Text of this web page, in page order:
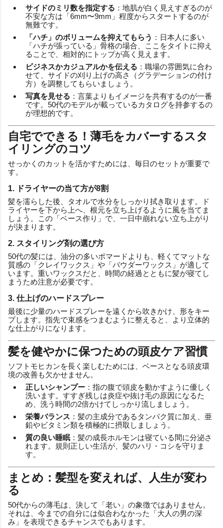
サイドのミリ数を指定する ：地肌が白く見えすぎるのが
不安な方は「6mm〜9mm」程度からスタートするのが
無難です。
「ハチ」のボリュームを抑えてもらう ：日本人に多い
「ハチが張っている」骨格の場合、ここをタイトに抑え
ることで、相対的にトップが高く見えます。
ビジネスかカジュアルかを伝える ：職場の雰囲気に合わ
せて、サイドの刈り上げの高さ（グラデーションの付け
方）を調整してもらいましょう。
写真を見せる ：言葉よりもイメージを共有するのが一番
です。50代のモデルが載っているカタログを持参するの
が理想的です。
自宅でできる！薄毛をカバーするスタ
イリングのコツ
せっかくのカットを活かすためには、毎日のセットが重要で
す。
1. ドライヤーの当て方が8割
髪を濡らした後、タオルで水分をしっかり拭き取ります。ド
ライヤーを下から上へ、根元を立ち上げるように風を当てま
しょう。この「ベース作り」で、一日中崩れない立ち上がり
が決まります。
2. スタイリング剤の選び方
50代の髪には、油分の多いポマードよりも、軽くてマットな
質感の「クレイワックス」や「パウダーワックス」が適して
います。重いワックスだと、時間の経過とともに髪が寝てし
まうため注意が必要です。
3. 仕上げのハードスプレー
最後に少量のハードスプレーを遠くから吹きかけ、形をキー
プします。指先で束感をつまむように整えると、より立体的
な仕上がりになります。
髪を健やかに保つための頭皮ケア習慣
ソフトモヒカンを長く楽しむためには、ベースとなる頭皮環
境の改善も欠かせません。
正しいシャンプー ：指の腹で頭皮を動かすように優しく
洗います。すすぎ残しは炎症や抜け毛の原因になるた
め、洗う時間の2倍かけてしっかり流しましょう。
栄養バランス ：髪の主成分であるタンパク質に加え、亜
鉛やビタミン類を積極的に摂取しましょう。
質の良い睡眠：髪の成長ホルモンは寝ている間に分泌さ
れます。規則正しい生活が、髪のハリ・コシを守りま
す。
まとめ：髪型を変えれば、人生が変わ
る
50代からの薄毛は、決して「老い」の象徴ではありません。
それは、今までの自分には似合わなかった「大人の男の深
み」を表現できるチャンスでもあります。